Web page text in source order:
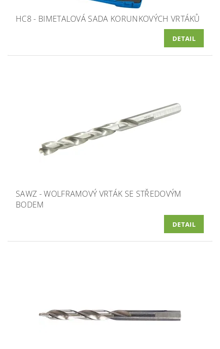
HC8 - BIMETALOVÁ SADA KORUNKOVÝCH VRTÁKŮ
DETAIL
SAWZ - WOLFRAMOVÝ VRTÁK SE STŘEDOVÝM
BODEM
DETAIL